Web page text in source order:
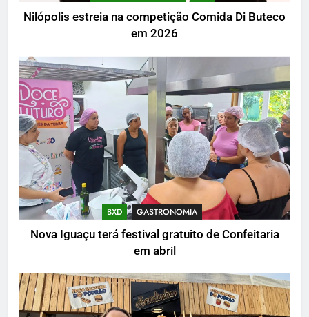
Nilópolis estreia na competição Comida Di Buteco
em 2026
BXD GASTRONOMIA
Nova Iguaçu terá festival gratuito de Confeitaria
em abril